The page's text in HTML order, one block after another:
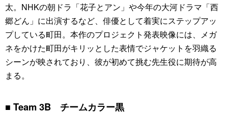
太。NHKの朝ドラ「花子とアン」や今年の大河ドラマ「西
郷どん」に出演するなど、俳優として着実にステップアッ
プしている町田。本作のプロジェクト発表映像には、メガ
ネをかけた町田がキリッとした表情でジャケットを羽織る
シーンが映されており、彼が初めて挑む先生役に期待が高
まる。
■ Team 3B チームカラー黒